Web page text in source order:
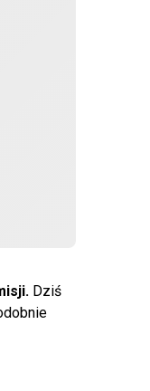
Dziś